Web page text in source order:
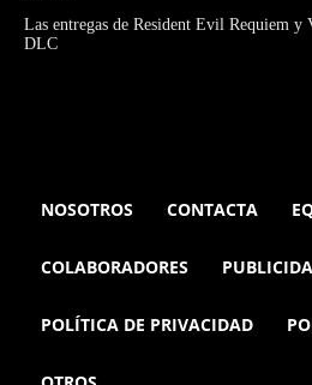
Las entregas de Resident Evil Requiem y
DLC
NOSOTROS CONTACTA
COLABORADORES
POLÍTICA DE PRIVACIDAD